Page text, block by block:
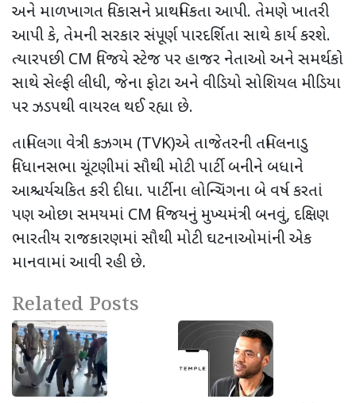
અને માળખાગત વિકાસને પ્રાથમિકતા આપી. તેમણે ખાતરી
આપી કે, તેમની સરકાર સંપૂર્ણ પારદર્શિતા સાથે કાર્ય કરશે.
ત્યારપછી CM વિજયે સ્ટેજ પર હાજર નેતાઓ અને સમર્થકો
સાથે સેલ્ફી લીધી, જેના ફોટા અને વીડિયો સોશિયલ મીડિયા
પર ઝડપથી વાયરલ થઈ રહ્યા છે.
તામિલગા વેત્રી કઝગમ (TVK)એ તાજેતરની તમિલનાડુ
વિધાનસભા ચૂંટણીમાં સૌથી મોટી પાર્ટી બનીને બધાને
આશ્ચર્યચકિત કરી દીધા. પાર્ટીના લોન્ચિંગના બે વર્ષ કરતાં
પણ ઓછા સમયમાં CM વિજયનું મુખ્યમંત્રી બનવું, દક્ષિણ
ભારતીય રાજકારણમાં સૌથી મોટી ઘટનાઓમાંની એક
માનવામાં આવી રહી છે.
Related Posts